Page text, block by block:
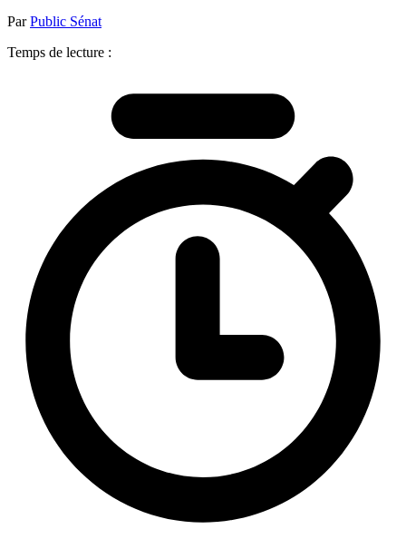
ParPublic Sénat
Temps de lecture :